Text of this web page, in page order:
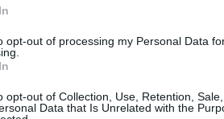
opt-out of processing my Personal Data
opt-out of Collection, Use, Retention,
Data that Is Unrelated with the